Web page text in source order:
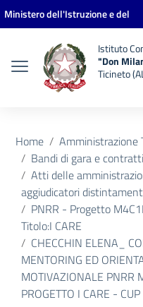
Vai ai contenuti
Vai al menu di navigazione
Vai al footer
Ministero dell'Istruzione e del
Istituto
"Don
Ticineto
Home
Amministrazione
Bandi di gara e contratti
Atti delle
aggiudicatori
PNRR - Progetto
Titolo:I CARE
CHECCHIN ELENA_
MENTORING ED
MOTIVAZIONALE
PROGETTO I CARE -